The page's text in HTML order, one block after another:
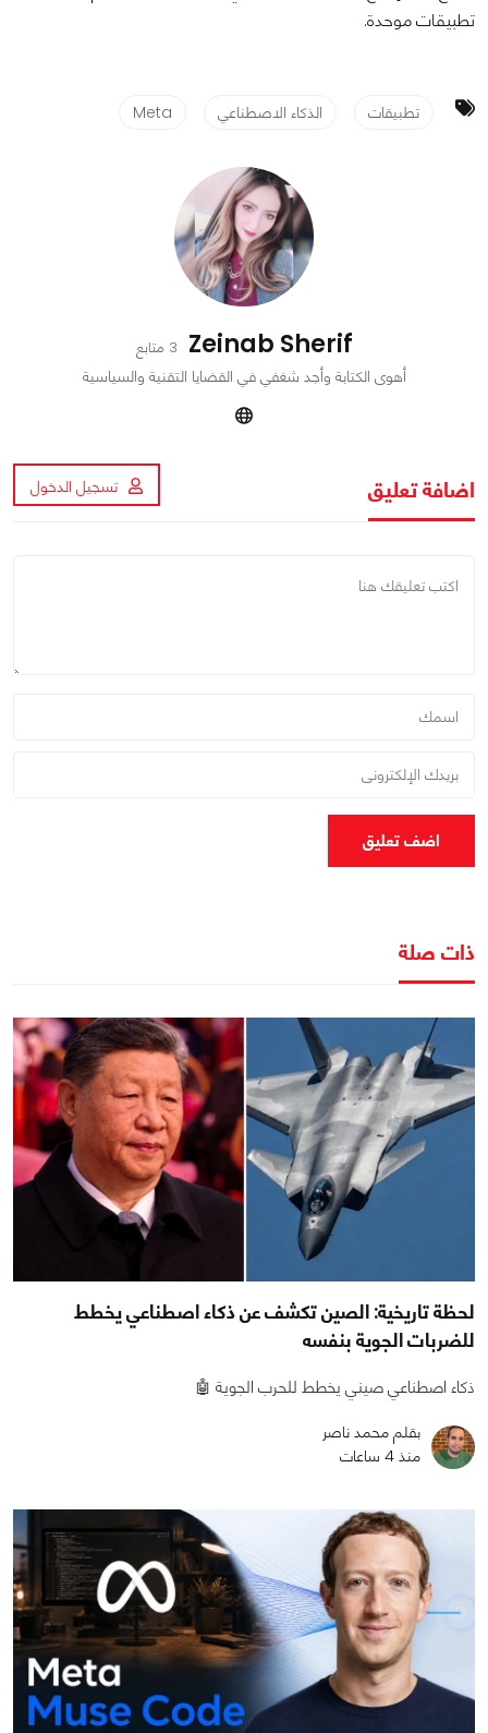
تطبيقات موحدة.
تطبيقات الذكاء الاصطناعي Meta
Zeinab Sherif 3 متابع
أهوى الكتابة وأجد شغفي في القضايا التقنية والسياسية
اضافة تعليق تسجيل الدخول
اضف تعليق
ذات صلة
لحظة تاريخية: الصين تكشف عن ذكاء اصطناعي يخطط
للضربات الجوية بنفسه
ذكاء اصطناعي صيني يخطط للحرب الجوية 🤖
بقلم محمد ناصر
منذ 4 ساعات